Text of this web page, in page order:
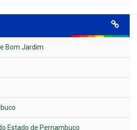
Bom Jardim
Estado de Pernambuco